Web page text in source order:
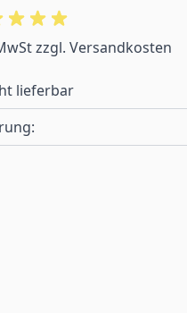
zzgl. Versandkosten
lieferbar